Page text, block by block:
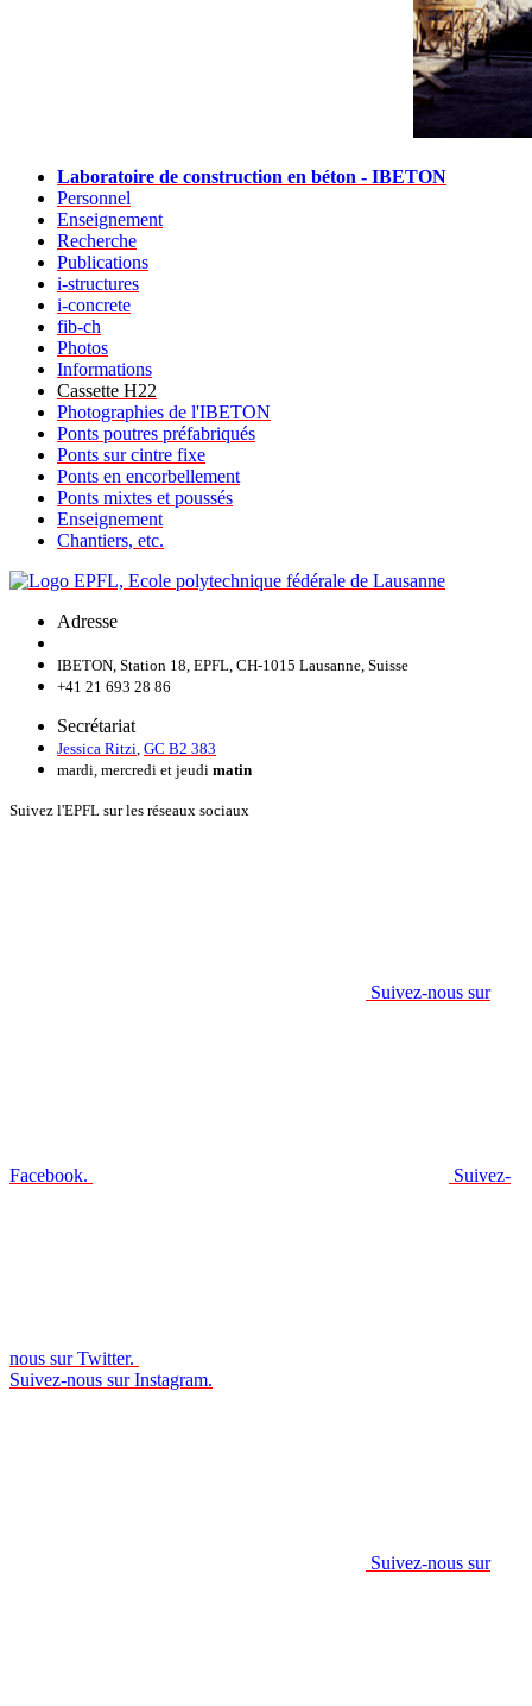
Laboratoire de construction en béton - IBETON
Personnel
Enseignement
Recherche
Publications
i-structures
i-concrete
fib-ch
Photos
Informations
Cassette H22
Photographies de l'IBETON
Ponts poutres préfabriqués
Ponts sur cintre fixe
Ponts en encorbellement
Ponts mixtes et poussés
Enseignement
Chantiers, etc.
Adresse
IBETON, Station 18, EPFL, CH-1015 Lausanne, Suisse
+41 21 693 28 86
Secrétariat
Jessica Ritzi GC B2 383
mardi, mercredi et jeudi matin
Suivez l'EPFL sur les réseaux sociaux
Suivez-nous sur
Facebook. Suivez-
nous sur Twitter.
Suivez-nous sur Instagram.
Suivez-nous sur